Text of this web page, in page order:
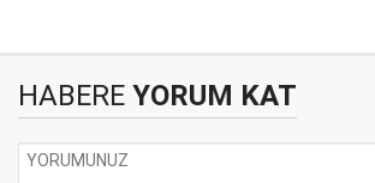
HABERE YORUM KAT